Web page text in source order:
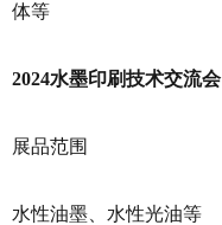
体等
2024水墨印刷技术交流会
展品范围
水性油墨、水性光油等